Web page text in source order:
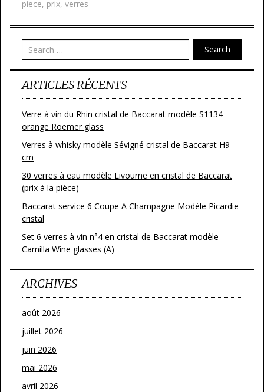
o
o
k
er
piece, prix, verres
Search
ARTICLES RÉCENTS
Verre à vin du Rhin cristal de Baccarat modèle S1134
orange Roemer glass
Verres à whisky modèle Sévigné cristal de Baccarat H9
cm
30 verres à eau modèle Livourne en cristal de Baccarat
(prix à la pièce)
Baccarat service 6 Coupe A Champagne Modéle Picardie
cristal
Set 6 verres à vin n°4 en cristal de Baccarat modèle
Camilla Wine glasses (A)
ARCHIVES
août 2026
juillet 2026
juin 2026
mai 2026
avril 2026